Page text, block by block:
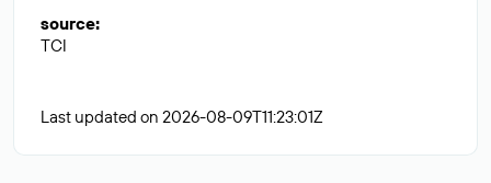
source:
TCI
Last updated on 2026-08-09T11:23:01Z